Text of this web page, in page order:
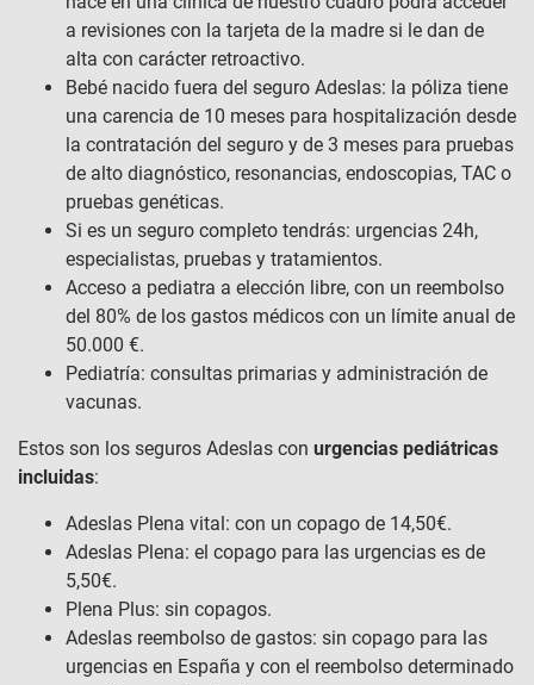
a revisiones con la tarjeta de la madre si le dan de
alta con carácter retroactivo.
Bebé nacido fuera del seguro Adeslas: la póliza tiene
una carencia de 10 meses para hospitalización desde
la contratación del seguro y de 3 meses para pruebas
de alto diagnóstico, resonancias, endoscopias, TAC o
pruebas genéticas.
Si es un seguro completo tendrás: urgencias 24h,
especialistas, pruebas y tratamientos.
Acceso a pediatra a elección libre, con un reembolso
del 80% de los gastos médicos con un límite anual de
50.000 €.
Pediatría: consultas primarias y administración de
vacunas.
Estos son los seguros Adeslas con urgencias pediátricas
incluidas:
Adeslas Plena vital: con un copago de 14,50€.
Adeslas Plena: el copago para las urgencias es de
5,50€.
Plena Plus: sin copagos.
Adeslas reembolso de gastos: sin copago para las
urgencias en España y con el reembolso determinado